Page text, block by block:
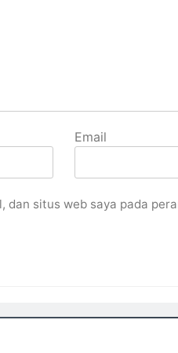
Email
dan situs web saya pada